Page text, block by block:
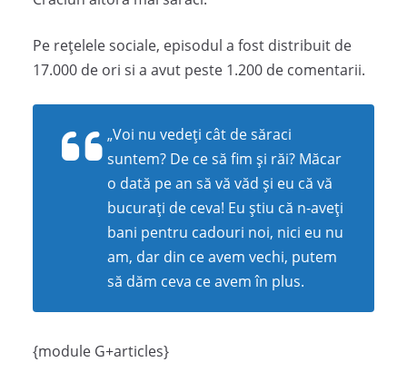
Pe rețelele sociale, episodul a fost distribuit de
17.000 de ori si a avut peste 1.200 de comentarii.
„Voi nu vedeţi cât de săraci
suntem? De ce să fim şi răi? Măcar
o dată pe an să vă văd şi eu că vă
bucuraţi de ceva! Eu ştiu că n-aveţi
bani pentru cadouri noi, nici eu nu
am, dar din ce avem vechi, putem
să dăm ceva ce avem în plus.
{module G+articles}